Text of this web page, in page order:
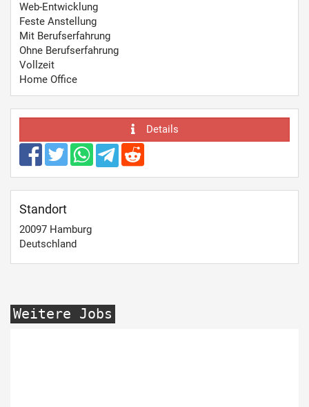
Web-Entwicklung
Feste Anstellung
Mit Berufserfahrung
Ohne Berufserfahrung
Vollzeit
Home Office
Details
Standort
20097 Hamburg
Deutschland
Weitere Jobs